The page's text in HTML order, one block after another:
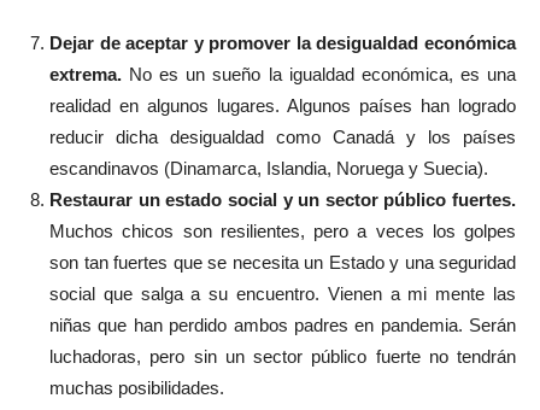
Dejar de aceptar y promover la desigualdad económica
extrema. No es un sueño la igualdad económica, es una
realidad en algunos lugares. Algunos países han logrado
reducir dicha desigualdad como Canadá y los países
escandinavos (Dinamarca, Islandia, Noruega y Suecia).
Restaurar un estado social y un sector público fuertes.
Muchos chicos son resilientes, pero a veces los golpes
son tan fuertes que se necesita un Estado y una seguridad
social que salga a su encuentro. Vienen a mi mente las
niñas que han perdido ambos padres en pandemia. Serán
luchadoras, pero sin un sector público fuerte no tendrán
muchas posibilidades.